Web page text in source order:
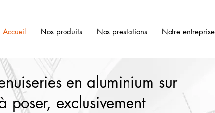
Accueil Nos produits Nos prestations Notre entreprise
en aluminium sur
poser, exclusivement